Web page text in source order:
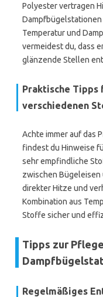
Polyester vertragen
Temperatur und
vermeidest du, dass
glänzende Stellen
Praktische Tipps
verschiedenen
Achte immer auf das
findest du Hinweise
sehr empfindliche
zwischen
direkter Hitze und
Kombination aus
Stoffe sicher und
Tipps zur
Regelmäßiges